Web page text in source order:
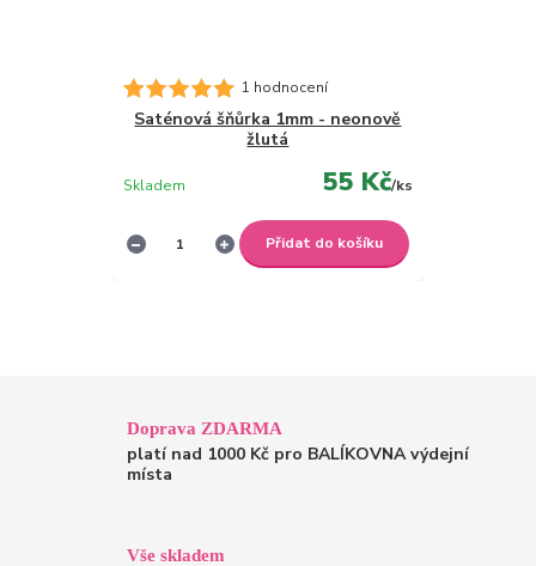
1 hodnocení
Saténová šňůrka 1mm - neonově
žlutá
55 Kč/ks
Skladem
Přidat do košíku
Doprava ZDARMA
platí nad 1000 Kč pro BALÍKOVNA výdejní
místa
Vše skladem